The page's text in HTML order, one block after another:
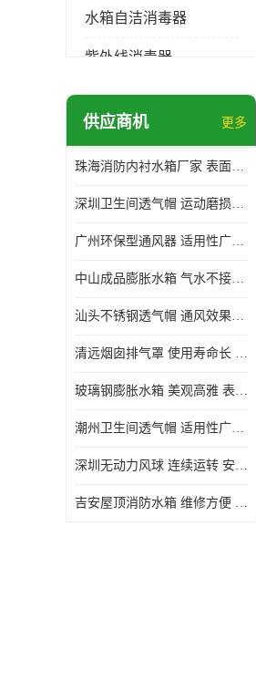
水箱自洁消毒器
紫外线消毒器
膨胀水箱
生活水箱
镀锌钢板水箱
供应商机 更多
珠海消防内衬水箱厂家 表面光滑 施工设计合理
深圳卫生间透气帽 运动磨损小 重量轻 无噪音
广州环保型通风器 适用性广泛 灰尘不易附着
中山成品膨胀水箱 气水不接触 一次充气可保持长久使用
汕头不锈钢透气帽 通风效果好 无噪音 无火花
清远烟囱排气罩 使用寿命长 安装简便迅捷
玻璃钢膨胀水箱 美观高雅 表面光洁美观
潮州卫生间透气帽 适用性广泛 可以长期运行
深圳无动力风球 连续运转 安装操作简便
吉安屋顶消防水箱 维修方便 箱体钢度足